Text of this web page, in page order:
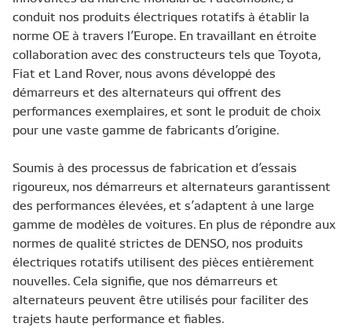
conduit nos produits électriques rotatifs à établir la
norme OE à travers l’Europe. En travaillant en étroite
collaboration avec des constructeurs tels que Toyota,
Fiat et Land Rover, nous avons développé des
démarreurs et des alternateurs qui offrent des
performances exemplaires, et sont le produit de choix
pour une vaste gamme de fabricants d’origine.
Soumis à des processus de fabrication et d’essais
rigoureux, nos démarreurs et alternateurs garantissent
des performances élevées, et s’adaptent à une large
gamme de modèles de voitures. En plus de répondre aux
normes de qualité strictes de DENSO, nos produits
électriques rotatifs utilisent des pièces entièrement
nouvelles. Cela signifie, que nos démarreurs et
alternateurs peuvent être utilisés pour faciliter des
trajets haute performance et fiables.